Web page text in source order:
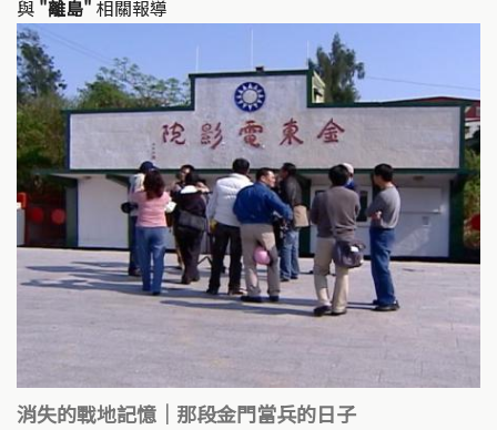
k o
k
與 "離島" 相關報導
消失的戰地記憶｜那段金門當兵的日子